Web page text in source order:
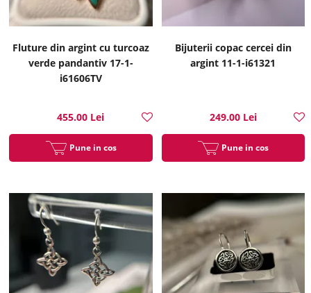
Fluture din argint cu turcoaz
verde pandantiv 17-1-
i61606TV
455.00 Lei
Pune in cos
Bijuterii copac cercei din
argint 11-1-i61321
249.00 Lei
Pune in cos